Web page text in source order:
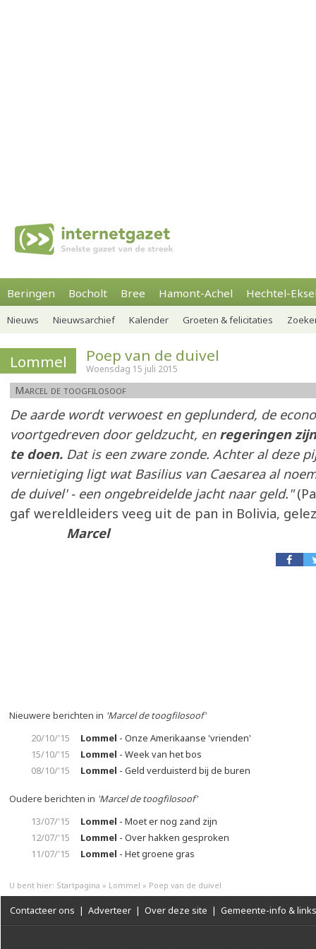
Beringen Bocholt Bree Hamont-Achel Hechtel-
Nieuws Nieuwsarchief Kalender Groeten & felicitaties
Lommel Poep van de duivel
Woensdag 15 juli 2015
Marcel de toogfilosoof
De aarde wordt verwoest en geplunderd, de
voortgedreven door geldzucht, enregeringen
te doen. Dat is een zware zonde. Achter al deze
vernietiging ligt wat Basilius van Caesarea al
de duivel' - een ongebreidelde jacht naar geld."
gaf wereldleiders veeg uit de pan in Bolivia,
Marcel
Nieuwere berichten in 'Marcel de toogfilosoof'
20/10/'15
Lommel - Onze Amerikaanse 'vrienden'
15/10/'15
Lommel - Week van het bos
08/10/'15
Lommel - Geld verduisterd bij de buren
Oudere berichten in 'Marcel de toogfilosoof'
13/07/'15
Lommel - Moet er nog zand zijn
12/07/'15
Lommel - Over hakken gesproken
11/07/'15
Lommel - Het groene gras
U bent hier: Startpagina » Lommel » Poep van de duivel
Contacteer ons | Adverteer | Over deze site | Gemeente-info & links